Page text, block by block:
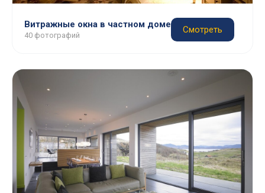
Витражные окна в частном доме
40 фотографий
Смотреть